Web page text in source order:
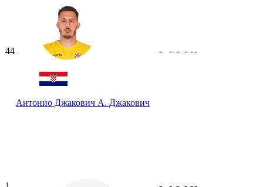
44
Антонио Джакович А. Джакович
- - - - --